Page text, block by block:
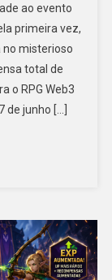
ao evento
primeira vez,
no misterioso
total de
o RPG Web3
de junho […]